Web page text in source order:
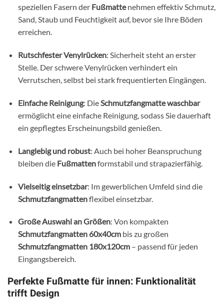
speziellen Fasern der Fußmattenehmen effektiv Schmutz,
Sand, Staub und Feuchtigkeit auf, bevor sie Ihre Böden
erreichen.
Rutschfester Venylrücken: Sicherheit steht an erster
Stelle. Der schwere Venylrücken verhindert ein
Verrutschen, selbst bei stark frequentierten Eingängen.
Einfache Reinigung: DieSchmutzfangmatte waschbar
ermöglicht eine einfache Reinigung, sodass Sie dauerhaft
ein gepflegtes Erscheinungsbild genießen.
Langlebig und robust: Auch bei hoher Beanspruchung
bleiben die Fußmattenformstabil und strapazierfähig.
Vielseitig einsetzbar: Im gewerblichen Umfeld sind die
Schmutzfangmattenflexibel einsetzbar.
Große Auswahl an Größen: Von kompakten
Schmutzfangmatten 60x40cmbis zu großen
Schmutzfangmatten 180x120cm– passend für jeden
Eingangsbereich.
Perfekte Fußmatte für innen: Funktionalität
trifft Design